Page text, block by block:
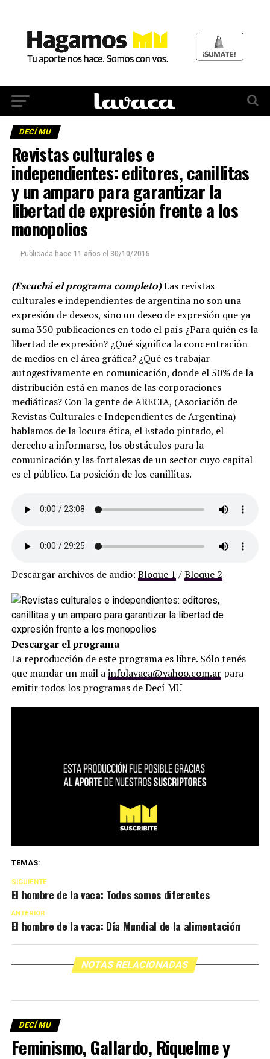
DECÍ MU
Revistas culturales e
independientes: editores, canillitas
y un amparo para garantizar la
libertad de expresión frente a los
monopolios
Publicada hace 11 años el 30/10/2015
(Escuchá el programa completo)Las revistas
culturales e independientes de argentina no son una
expresión de deseos, sino un deseo de expresión que ya
suma 350 publicaciones en todo el país ¿Para quién es la
libertad de expresión? ¿Qué significa la concentración
de medios en el área gráfica? ¿Qué es trabajar
autogestivamente en comunicación, donde el 50% de la
distribución está en manos de las corporaciones
mediáticas? Con la gente de ARECIA, (Asociación de
Revistas Culturales e Independientes de Argentina)
hablamos de la locura ética, el Estado pintado, el
derecho a informarse, los obstáculos para la
comunicación y las fortalezas de un sector cuyo capital
es el público. La posición de los canillitas.
Descargar archivos de audio: Bloque 1 /Bloque 2
Descargar el programa
La reproducción de este programa es libre. Sólo tenés
que mandar un mail ainfolavaca@yahoo.com.arpara
emitir todos los programas de Decí MU
TEMAS:
SIGUIENTE
El hombre de la vaca: Todos somos diferentes
ANTERIOR
El hombre de la vaca: Día Mundial de la alimentación
NOTAS RELACIONADAS
DECÍ MU
Feminismo, Gallardo, Riquelme y